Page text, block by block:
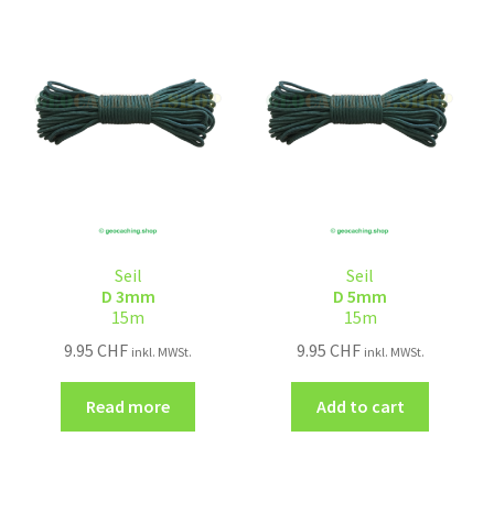
Seil
D 3mm
15m
9.95CHF inkl. MWSt.
Read more
Seil
D 5mm
15m
9.95 CHF inkl. MWSt.
Add to cart